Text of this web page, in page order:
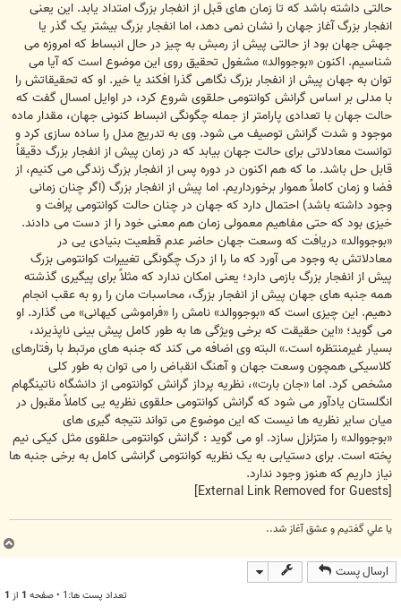
حالتی داشته باشد که تا زمان های قبل از انفجار بزرگ امتداد یابد. این یعنی
انفجار بزرگ آغاز جهان را نشان نمی دهد، اما انفجار بزرگ بیشتر یک گذر یا
جهش جهان بود از حالتی پیش از رمبش به چیز در حال انبساط که امروزه می
شناسیم. اکنون «بوجووالد» مشغول تحقیق روی این موضوع است که آیا می
توان به جهان پیش از انفجار بزرگ نگاهی گذرا افکند یا خیر. او که تحقیقاتش را
با مدلی بر اساس گرانش کوانتومی حلقوی شروع کرد، در اوایل امسال گفت که
حالت جهان با تعدادی پارامتر از جمله چگونگی انبساط کنونی جهان، مقدار ماده
موجود و شدت گرانش توصیف می شود. وی به تدریج مدل را ساده سازی کرد و
توانست معادلاتی برای حالت جهان بیابد که در زمان پیش از انفجار بزرگ دقیقاً
قابل حل باشد. ما که هم اکنون در دوره پس از انفجار بزرگ زندگی می کنیم، از
فضا و زمان کاملاً هموار برخورداریم. اما پیش از انفجار بزرگ (اگر چنان زمانی
وجود داشته باشد) احتمال دارد که جهان در چنان حالت کوانتومی پرافت و
خیزی بود که حتی مفاهیم معمولی زمان هم معنی خود را از دست می دادند.
«بوجووالد» دریافت که وسعت جهان حاضر عدم قطعیت بنیادی یی در
معادلاتش به وجود می آورد که ما را از درک چگونگی تغییرات کوانتومی بزرگ
پیش از انفجار بزرگ بازمی دارد؛ یعنی امکان ندارد که مثلاً برای پیگیری گذشته
همه جنبه های جهان پیش از انفجار بزرگ، محاسبات مان را رو به عقب انجام
دهیم. این چیزی است که «بوجووالد» نامش را «فراموشی کیهانی» می گذارد. او
می گوید؛ «این حقیقت که برخی ویژگی ها به طور کامل پیش بینی ناپذیرند،
بسیار غیرمنتظره است.» البته وی اضافه می کند که جنبه های مرتبط با رفتارهای
کلاسیکی همچون وسعت جهان و آهنگ انقباض را می توان به طور کلی
مشخص کرد. اما «جان بارت»، نظریه پرداز گرانش کوانتومی از دانشگاه ناتینگهام
انگلستان یادآور می شود که گرانش کوانتومی حلقوی نظریه یی کاملاً مقبول در
میان سایر نظریه ها نیست که این موضوع می تواند نتیجه گیری های
«بوجووالد» را متزلزل سازد. او می گوید : گرانش کوانتومی حلقوی مثل کیکی نیم
پخته است. برای دستیابی به یک نظریه کوانتومی گرانشی کامل به برخی جنبه ها
نیاز داریم که هنوز وجود ندارد.
[External Link Removed for Guests]
يا علي گفتيم و عشق آغاز شد..
ارسال پست
تعداد پست ها:1 • صفحه 1 از 1